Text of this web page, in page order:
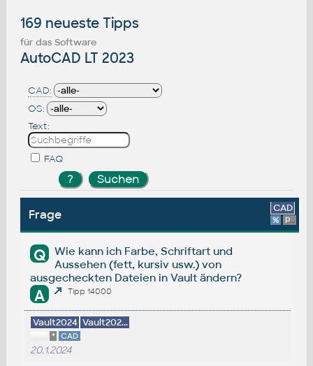
169 neueste Tipps
für das Software
AutoCAD LT 2023
CAD:
OS:
Text:
FAQ
Frage CAD
% Platform
Q
Wie kann ich Farbe, Schriftart und
Aussehen (fett, kursiv usw.) von
ausgecheckten Dateien in Vault ändern?
A Tipp 14000
Vault2024 Vault202...
* CAD
20.1.2024